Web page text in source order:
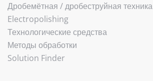
Дробемётная / ­дробеструйная техника
Electropolishing
Технологические средства
Методы обработки
Solution Finder